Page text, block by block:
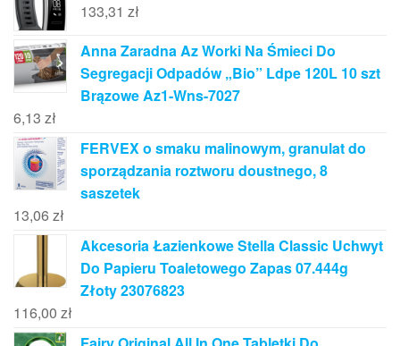
133,31 zł
Anna Zaradna Az Worki Na Śmieci Do
Segregacji Odpadów „Bio” Ldpe 120L 10 szt
Brązowe Az1-Wns-7027
6,13 zł
FERVEX o smaku malinowym, granulat do
sporządzania roztworu doustnego, 8
saszetek
13,06 zł
Akcesoria Łazienkowe Stella Classic Uchwyt
Do Papieru Toaletowego Zapas 07.444g
Złoty 23076823
116,00 zł